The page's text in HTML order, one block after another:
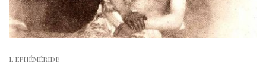
L'EPHÉMÉRIDE